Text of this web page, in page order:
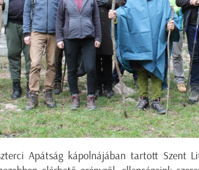
Apátság kápolnájában tartott Szent